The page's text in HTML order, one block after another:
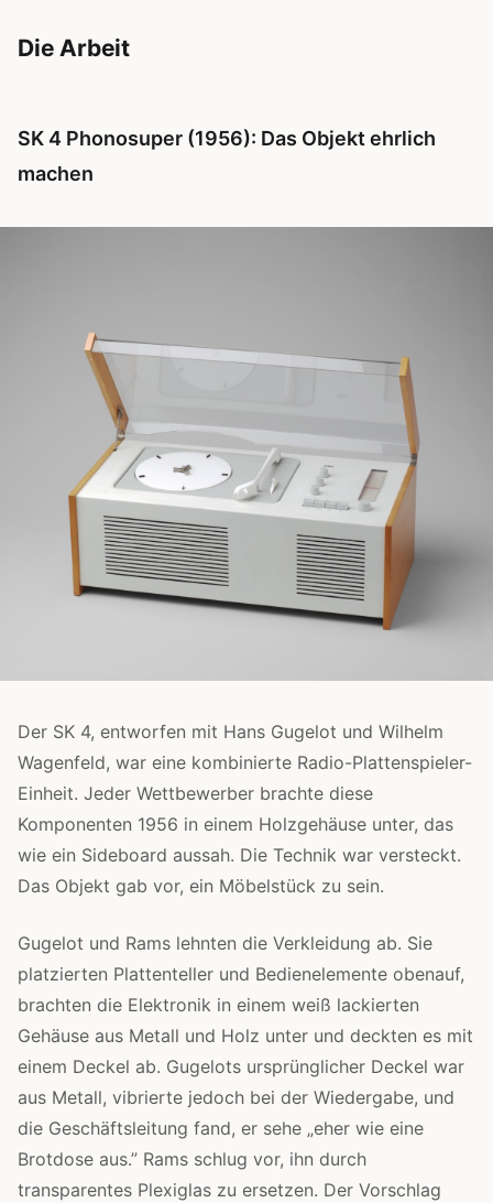
Die Arbeit
SK 4 Phonosuper (1956): Das Objekt ehrlich
machen
Der SK 4, entworfen mit Hans Gugelot und Wilhelm
Wagenfeld, war eine kombinierte Radio-Plattenspieler-
Einheit. Jeder Wettbewerber brachte diese
Komponenten 1956 in einem Holzgehäuse unter, das
wie ein Sideboard aussah. Die Technik war versteckt.
Das Objekt gab vor, ein Möbelstück zu sein.
Gugelot und Rams lehnten die Verkleidung ab. Sie
platzierten Plattenteller und Bedienelemente obenauf,
brachten die Elektronik in einem weiß lackierten
Gehäuse aus Metall und Holz unter und deckten es mit
einem Deckel ab. Gugelots ursprünglicher Deckel war
aus Metall, vibrierte jedoch bei der Wiedergabe, und
die Geschäftsleitung fand, er sehe „eher wie eine
Brotdose aus.” Rams schlug vor, ihn durch
transparentes Plexiglas zu ersetzen. Der Vorschlag